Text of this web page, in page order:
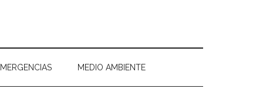
MEDIO AMBIENTE